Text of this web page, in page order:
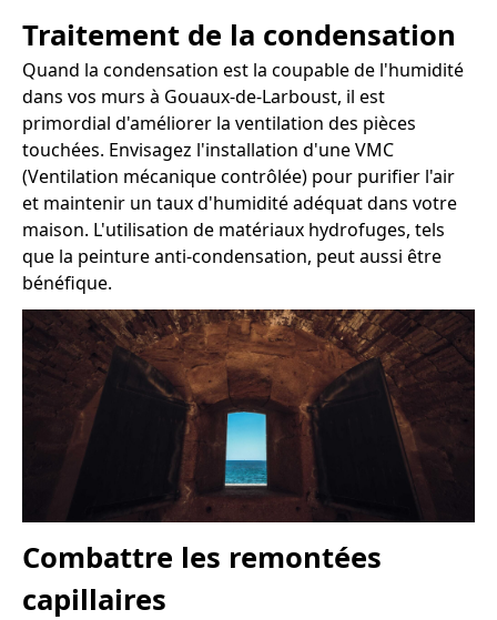
Traitement de la condensation
Quand la condensation est la coupable de l'humidité
dans vos murs à Gouaux-de-Larboust, il est
primordial d'améliorer la ventilation des pièces
touchées. Envisagez l'installation d'une VMC
(Ventilation mécanique contrôlée) pour purifier l'air
et maintenir un taux d'humidité adéquat dans votre
maison. L'utilisation de matériaux hydrofuges, tels
que la peinture anti-condensation, peut aussi être
bénéfique.
Combattre les remontées
capillaires